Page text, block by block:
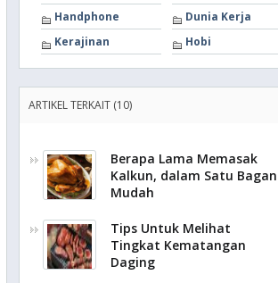
Handphone
Dunia Kerja
Kerajinan
Hobi
ARTIKEL TERKAIT (10)
Berapa Lama Memasak
Kalkun, dalam Satu Bagan
Mudah
Tips Untuk Melihat
Tingkat Kematangan
Daging